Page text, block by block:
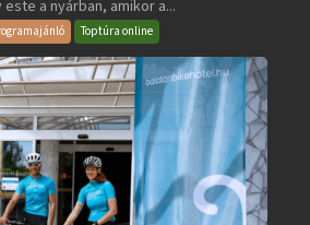
a nyárban, amikor a...
Toptúra online